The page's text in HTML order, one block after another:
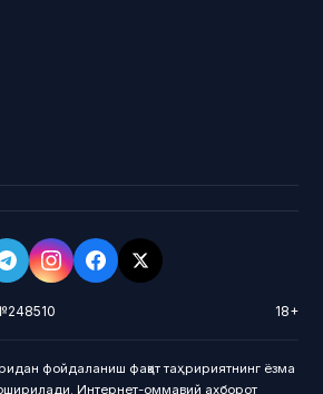
18+
фойдаланиш фақат таҳририятнинг ёзма
Интернет-оммавий ахборот